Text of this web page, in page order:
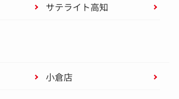
サテライト高知
小倉店